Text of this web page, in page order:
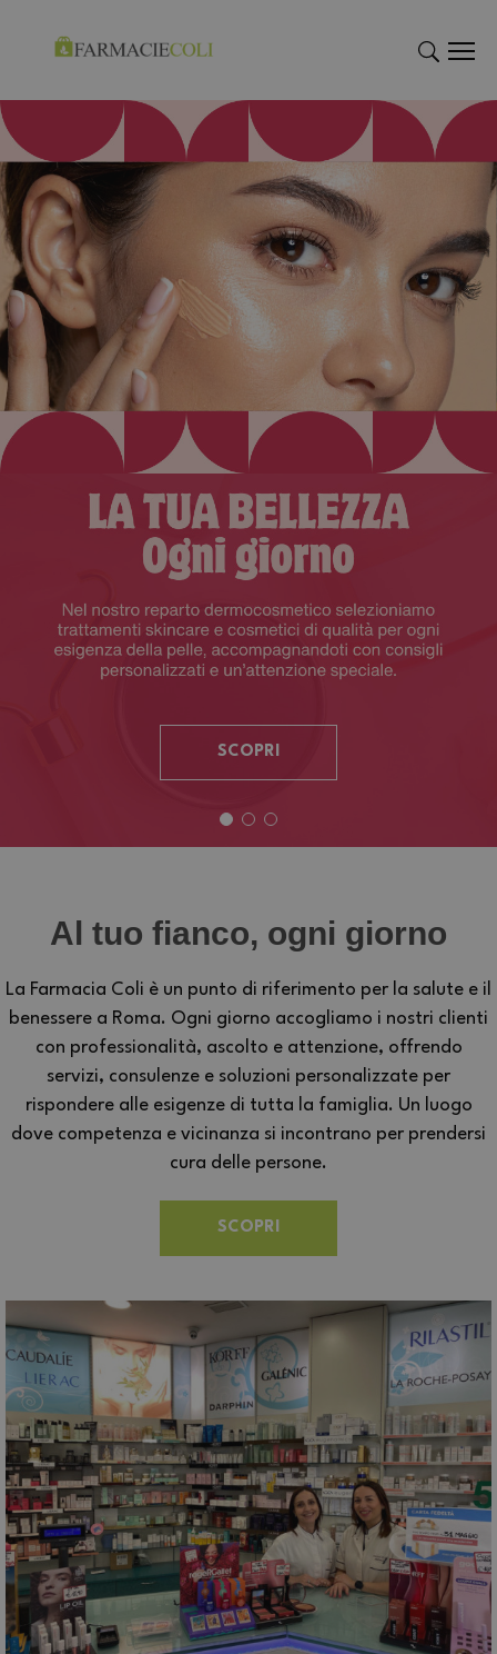
"Cerca
SCOPRI
Al tuo fianco, ogni giorno
La Farmacia Coli è un punto di riferimento per la salute e il
benessere a Roma. Ogni giorno accogliamo i nostri clienti
con professionalità, ascolto e attenzione, offrendo
servizi, consulenze e soluzioni personalizzate per
rispondere alle esigenze di tutta la famiglia. Un luogo
dove competenza e vicinanza si incontrano per prendersi
cura delle persone.
SCOPRI